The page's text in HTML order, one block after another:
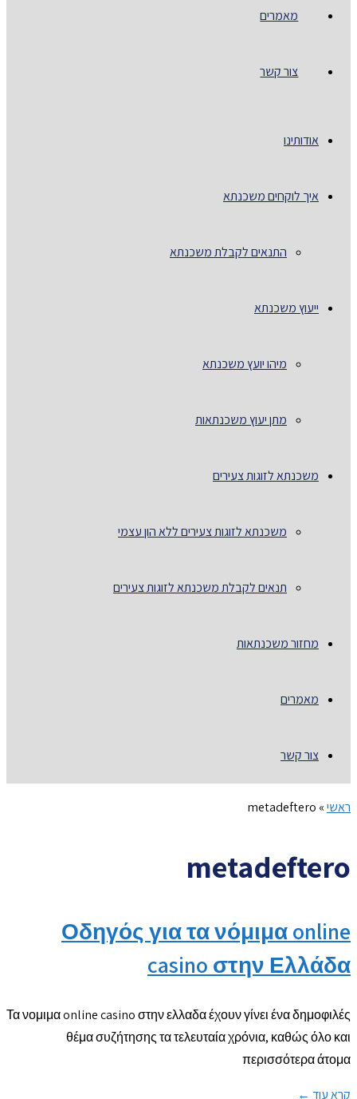
מאמרים
צור קשר
אודותינו
איך לוקחים משכנתא
התנאים לקבלת משכנתא
ייעוץ משכנתא
מיהו יועץ משכנתא
מתן יעוץ משכנתאות
משכנתא לזוגות צעירים
משכנתא לזוגות צעירים ללא הון עצמי
תנאים לקבלת משכנתא לזוגות צעירים
מחזור משכנתאות
מאמרים
צור קשר
ראשי»
metadeftero
metadeftero
Οδηγός για τα νόμιμα online
casino στην Ελλάδα
Τα νομιμα online casino στην ελλαδα έχουν γίνει ένα δημοφιλές
θέμα συζήτησης τα τελευταία χρόνια, καθώς όλο και
περισσότερα άτομα
קרא עוד ←